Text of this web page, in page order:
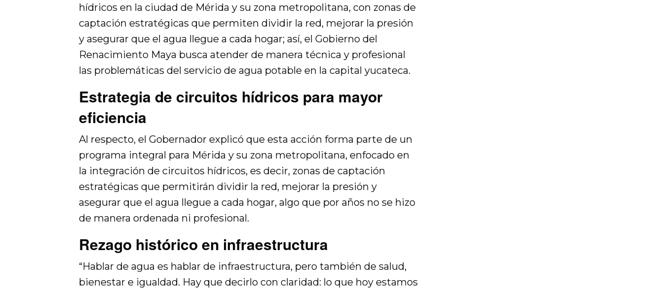
hídricos en la ciudad de Mérida y su zona metropolitana, con zonas de
captación estratégicas que permiten dividir la red, mejorar la presión
y asegurar que el agua llegue a cada hogar; así, el Gobierno del
Renacimiento Maya busca atender de manera técnica y profesional
las problemáticas del servicio de agua potable en la capital yucateca.
Estrategia de circuitos hídricos para mayor
eficiencia
Al respecto, el Gobernador explicó que esta acción forma parte de un
programa integral para Mérida y su zona metropolitana, enfocado en
la integración de circuitos hídricos, es decir, zonas de captación
estratégicas que permitirán dividir la red, mejorar la presión y
asegurar que el agua llegue a cada hogar, algo que por años no se hizo
de manera ordenada ni profesional.
Rezago histórico en infraestructura
“Hablar de agua es hablar de infraestructura, pero también de salud,
bienestar e igualdad. Hay que decirlo con claridad: lo que hoy estamos